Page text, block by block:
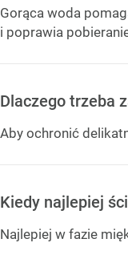
Gorąca woda
i poprawia
Dlaczego trzeba
Aby ochronić
Kiedy najlepiej
Najlepiej w fazie